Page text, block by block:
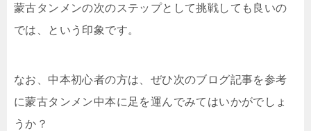
蒙古タンメンの次のステップとして挑戦しても良いの
では、という印象です。
なお、中本初心者の方は、ぜひ次のブログ記事を参考
に蒙古タンメン中本に足を運んでみてはいかがでしょ
うか？